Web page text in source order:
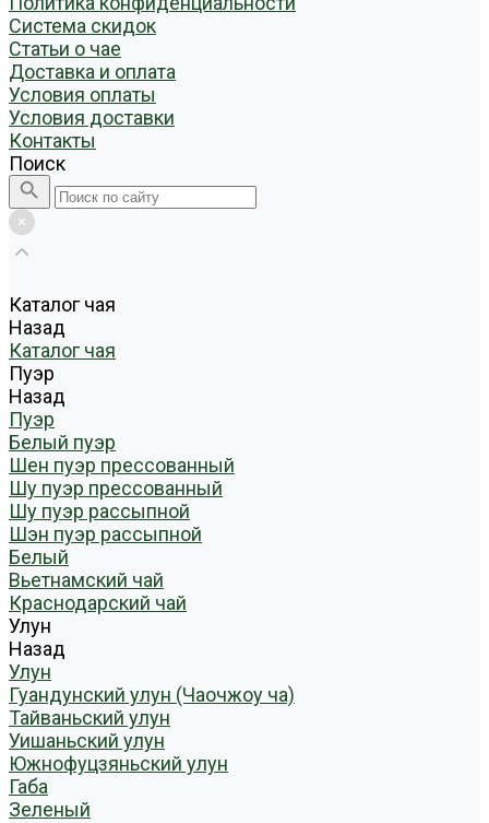
Система скидок
Статьи о чае
Доставка и оплата
Условия оплаты
Условия доставки
Контакты
Поиск
Каталог чая
Назад
Каталог чая
Пуэр
Назад
Пуэр
Белый пуэр
Шен пуэр прессованный
Шу пуэр прессованный
Шу пуэр рассыпной
Шэн пуэр рассыпной
Белый
Вьетнамский чай
Краснодарский чай
Улун
Назад
Улун
Гуандунский улун (Чаочжоу ча)
Тайваньский улун
Уишаньский улун
Южнофуцзяньский улун
Габа
Зеленый